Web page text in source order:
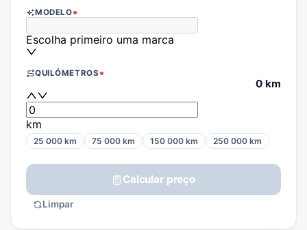
MODELO
Escolha primeiro uma marca
QUILÓMETROS
0 km
km
25 000 km 75 000 km 150 000 km 250 000 km
Limpar
Calcular preço